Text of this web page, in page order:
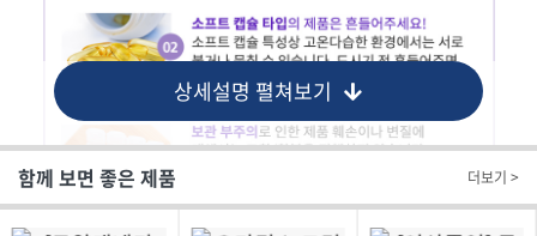
상세설명 펼쳐보기
함께 보면 좋은 제품 더보기 >